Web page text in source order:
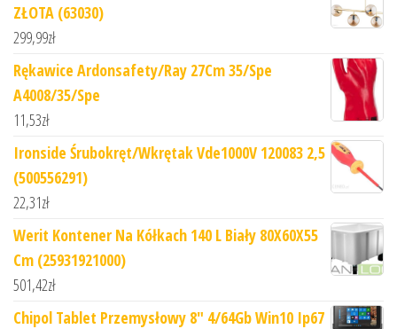
ZŁOTA (63030)
299,99zł
Rękawice Ardonsafety/Ray 27Cm 35/Spe
A4008/35/Spe
11,53zł
Ironside Śrubokręt/Wkrętak Vde1000V 120083 2,5
(500556291)
22,31zł
Werit Kontener Na Kółkach 140 L Biały 80X60X55
Cm (25931921000)
501,42zł
Chipol Tablet Przemysłowy 8" 4/64Gb Win10 Ip67